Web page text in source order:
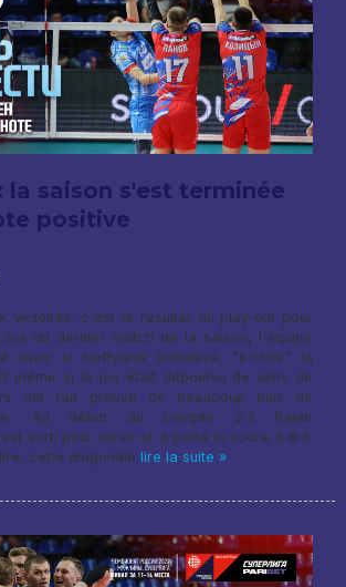
la saison s'est terminée
positive
victoires: c'est le résultat du play-out pour
du dernier match de la saison, l'équipe
avec le Neftyanik démotivé, "s'offrir" la
même si le jeu était dépourvu de sens de
ont fait preuve de beaucoup plus de
Au début du compte 2:3 Rajab
est sorti pour servir et a porté le score à 8:3.
cette diagonale lire la suite »